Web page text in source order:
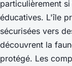
particulièrement
éducatives. L'île
sécurisées vers
découvrent la
protégé. Les